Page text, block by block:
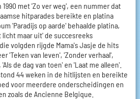
met 'Zo ver weg', een nummer dat
hitparades bereikte en platina
'Paradijs op aarde' behaalde platina,
maar uit' de succesreeks
volgden rijgde Mama's Jasje de hits
'Teken van leven', 'Zonder verhaal',
de dag van toen' en 'Laat me alleen'.
44 weken in de hitlijsten en bereikte
voor meerdere onderscheidingen en
zoals de Ancienne Belgique.